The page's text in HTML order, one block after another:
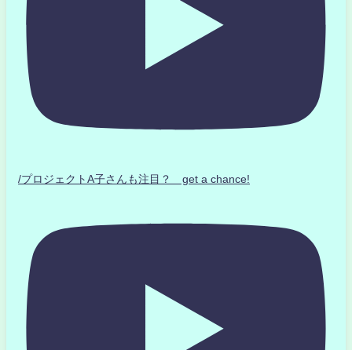
/プロジェクトA子さんも注目？ get a chance!